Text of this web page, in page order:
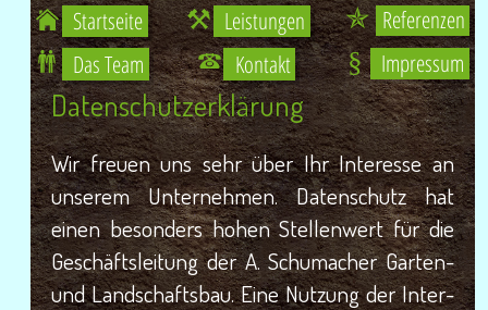
Start­sei­te
Leis­tun­gen
Refe­ren­zen
Das Team
Kon­takt Impres­sum
Daten­schutz­er­klä­rung
Wir freu­en uns sehr über Ihr Inter­es­se an
unse­rem Unter­neh­men. Daten­schutz hat
einen beson­ders hohen Stel­len­wert für die
Geschäfts­lei­tung der A. Schu­ma­cher Gar­ten-
und Land­schafts­bau. Eine Nut­zung der Inter­